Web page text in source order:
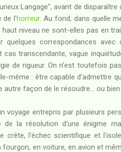
Langage", avant de
de l'horreur. Au fond, dans quelle
niveau ne sont-elles pas en
quelques correspondances avec
transcendante, vague
de rigueur. On n'est toutefois
même : être capable d'admettre
façon de le résoudre... ou
voyage entrepris par plusieurs
de la résolution d'une énigme
crête, l'échec scientifique et
en voiture, en avion et